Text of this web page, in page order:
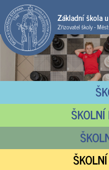
Základní škola
Zřizovatel školy -